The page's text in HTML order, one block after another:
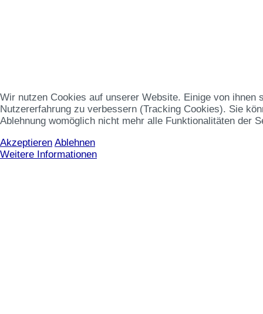
Wir nutzen Cookies auf unserer Website. Einige von
Nutzererfahrung zu verbessern (Tracking Cookies). Sie
Ablehnung womöglich nicht mehr alle Funktionalitäten der
Akzeptieren Ablehnen
Weitere Informationen